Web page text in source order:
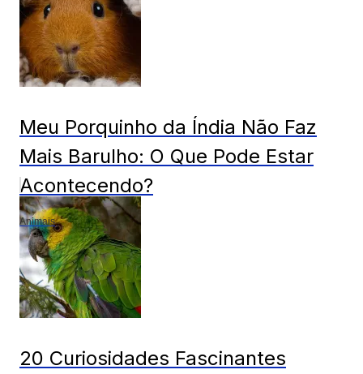
Meu Porquinho da Índia Não Faz
Mais Barulho: O Que Pode Estar
Acontecendo?
Animais
20 Curiosidades Fascinantes